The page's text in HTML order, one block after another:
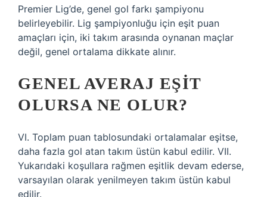
Premier Lig’de, genel gol farkı şampiyonu
belirleyebilir. Lig şampiyonluğu için eşit puan
amaçları için, iki takım arasında oynanan maçlar
değil, genel ortalama dikkate alınır.
GENEL AVERAJ EŞIT
OLURSA NE OLUR?
VI. Toplam puan tablosundaki ortalamalar eşitse,
daha fazla gol atan takım üstün kabul edilir. VII.
Yukarıdaki koşullara rağmen eşitlik devam ederse,
varsayılan olarak yenilmeyen takım üstün kabul
edilir.